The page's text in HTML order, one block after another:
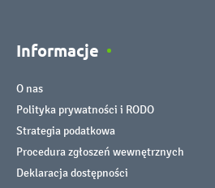
Informacje
O nas
Polityka prywatności i RODO
Strategia podatkowa
Procedura zgłoszeń wewnętrznych
Deklaracja dostępności